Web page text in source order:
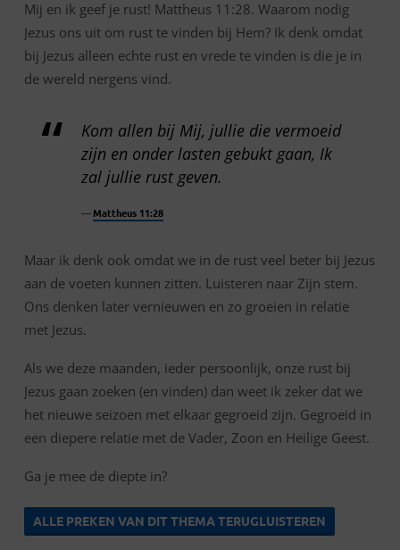
Mij en ik geef je rust! Mattheus 11:28. Waarom nodig
Jezus ons uit om rust te vinden bij Hem? Ik denk omdat
bij Jezus alleen echte rust en vrede te vinden is die je in
de wereld nergens vind.
Kom allen bij Mij, jullie die vermoeid
zijn en onder lasten gebukt gaan, Ik
zal jullie rust geven.
Mattheus 11:28
Maar ik denk ook omdat we in de rust veel beter bij Jezus
aan de voeten kunnen zitten. Luisteren naar Zijn stem.
Ons denken later vernieuwen en zo groeien in relatie
met Jezus.
Als we deze maanden, ieder persoonlijk, onze rust bij
Jezus gaan zoeken (en vinden) dan weet ik zeker dat we
het nieuwe seizoen met elkaar gegroeid zijn. Gegroeid in
een diepere relatie met de Vader, Zoon en Heilige Geest.
Ga je mee de diepte in?
ALLE PREKEN VAN DIT THEMA TERUGLUISTEREN